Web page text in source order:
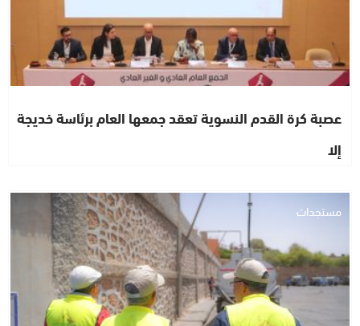
عصبة كرة القدم النسوية تعقد جمعها العام برئاسة خديجة
إلا
مستجدات